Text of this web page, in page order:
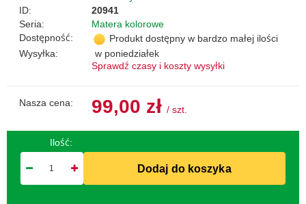
ID:
20941
Seria:
Matera kolorowe
Dostępność:
Produkt dostępny w bardzo małej ilości
Wysyłka:
w poniedziałek
Sprawdź czasy i koszty wysyłki
Nasza cena: 99,00 zł / szt.
Ilość:
Dodaj do koszyka